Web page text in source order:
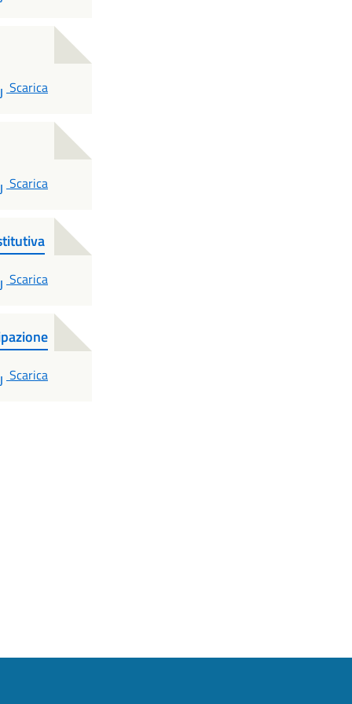
PDF
Scarica
PDF
Scarica
PDF
Scarica
PDF
Scarica